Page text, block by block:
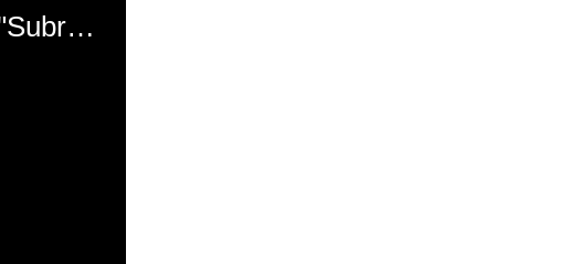
El mal momento de Yanina Gasañol con un hincha argentino en "Subrayado"